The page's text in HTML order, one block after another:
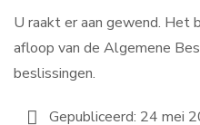
U raakt er aan gewend. Het
afloop van de Algemene
beslissingen.
Gepubliceerd: 24 mei